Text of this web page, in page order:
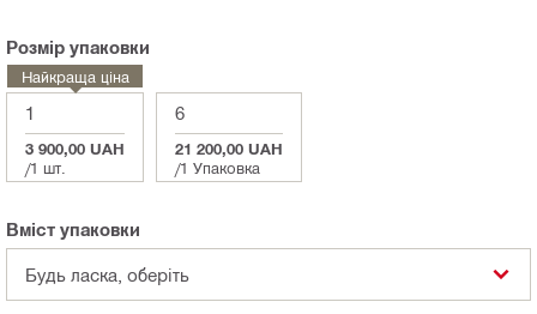
Розмір упаковки
1
3 900,00 UAH
/1 шт.
Найкраща ціна
6
21 200,00 UAH
/1 Упаковка
Вміст упаковки
Будь ласка, оберіть